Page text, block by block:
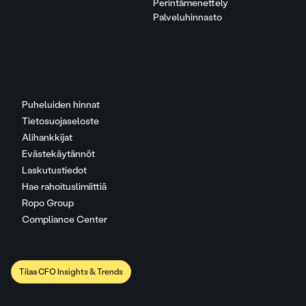
Puheluiden hinnat
Tietosuojaseloste
Alihankkijat
Evästekäytännöt
Laskutustiedot
Hae rahoituslimiittiä
Ropo Group
Compliance Center
Perintämenettely
Palveluhinnasto
Tilaa CFO Insights & Trends